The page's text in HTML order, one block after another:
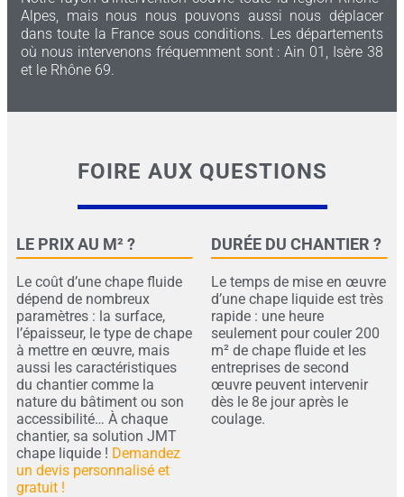
Alpes, mais nous nous pouvons aussi nous déplacer
dans toute la France sous conditions. Les départements
où nous intervenons fréquemment sont : Ain 01, Isère 38
et le Rhône 69.
FOIRE AUX QUESTIONS
LE PRIX AU M² ?
Le coût d’une chape fluide
dépend de nombreux
paramètres : la surface,
l’épaisseur, le type de chape
à mettre en œuvre, mais
aussi les caractéristiques
du chantier comme la
nature du bâtiment ou son
accessibilité… À chaque
chantier, sa solution JMT
chape liquide ! Demandez
un devis personnalisé et
gratuit !
DURÉE DU CHANTIER ?
Le temps de mise en œuvre
d’une chape liquide est très
rapide : une heure
seulement pour couler 200
m² de chape fluide et les
entreprises de second
œuvre peuvent intervenir
dès le 8e jour après le
coulage.